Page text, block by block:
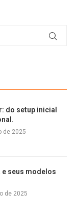
do setup inicial
de 2025
seus modelos
de 2025